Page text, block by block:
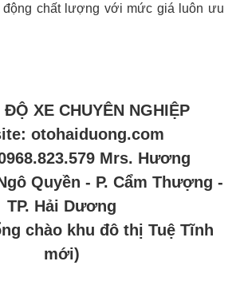
chất lượng với mức giá luôn ưu
XE CHUYÊN NGHIỆP
otohaiduong.com
Mrs. Hương
Quyền - P. Cẩm Thượng -
TP. Hải Dương
chào khu đô thị Tuệ Tĩnh
mới)